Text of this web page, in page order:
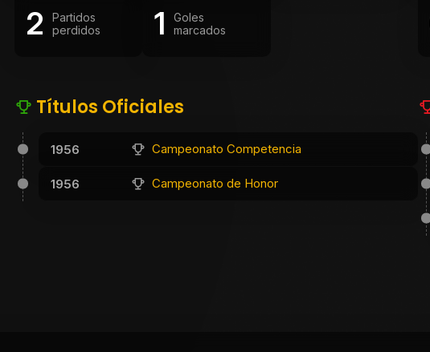
2
Partidos
perdidos
1
Goles
marcados
Títulos Oficiales
1956 Campeonato Competencia
1956 Campeonato de Honor